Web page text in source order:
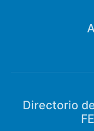
Directorio